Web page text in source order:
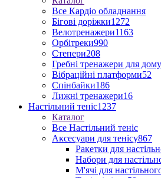
Все Кардіо обладнання
Бігові доріжки1272
Велотренажери1163
Орбітреки990
Степери208
Гребні тренажери для
Вібраційні платформи52
Спінбайки186
Лижні тренажери16
Настільний теніс1237
Каталог
Все Настільний теніс
Аксесуари для тенісу867
Ракетки для
Набори для
М'ячі для